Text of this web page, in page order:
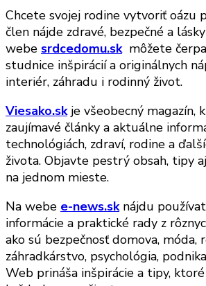
Chcete svojej rodine vytvoriť oázu
člen nájde zdravé, bezpečné a
webe srdcedomu.skmôžete
studnice inšpirácií a originálnych
interiér, záhradu i rodinný život.
Viesako.skje všeobecný magazín,
zaujímavé články a aktuálne
technológiách, zdraví, rodine a
života. Objavte pestrý obsah, tipy
na jednom mieste.
Na webe e-news.sknájdu
informácie a praktické rady z
ako sú bezpečnosť domova, móda,
záhradkárstvo, psychológia,
Web prináša inšpirácie a tipy,